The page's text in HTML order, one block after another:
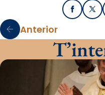
Facebook
X /
Anterior